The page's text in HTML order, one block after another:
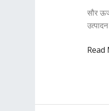
सौर
हरित
पर्यावरण
इसकी
Read